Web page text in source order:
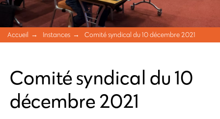
Accueil Instances Comité syndical du 10 décembre 2021
Comité syndical du 10
décembre 2021